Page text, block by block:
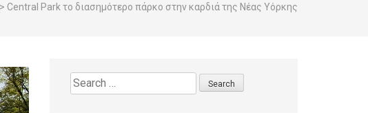
> Central Park το διασημότερο πάρκο στην καρδιά της Νέας Υόρκης
Search
for: